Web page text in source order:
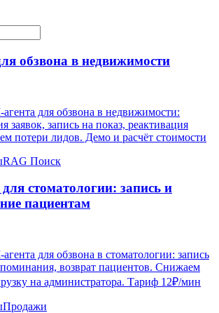
обзвона в недвижимости
для обзвона в недвижимости:
заявок, запись на показ, реактивация
потери лидов. Демо и расчёт стоимости
RAG Поиск
стоматологии: запись и
пациентам
для обзвона в стоматологии: запись
возврат пациентов. Снижаем
на администратора. Тариф 12₽/мин
Продажи